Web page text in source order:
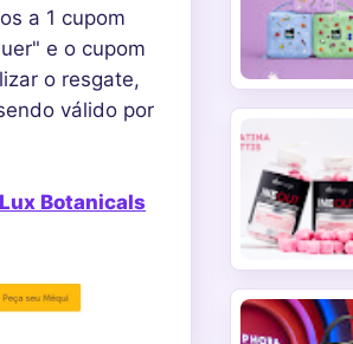
a 1 cupom
e o cupom
o resgate,
válido por
Botanicals